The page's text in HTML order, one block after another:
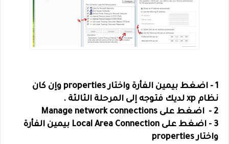
1 - اضغط بيمين الفأرة واختار properties وإن كان
نظام xp لديك فتوجه إلى المرحلة الثالثة .
2 - اضغط على Manage network connections
3 - اضغط على Local Area Connection بيمين الفأرة
واختار properties